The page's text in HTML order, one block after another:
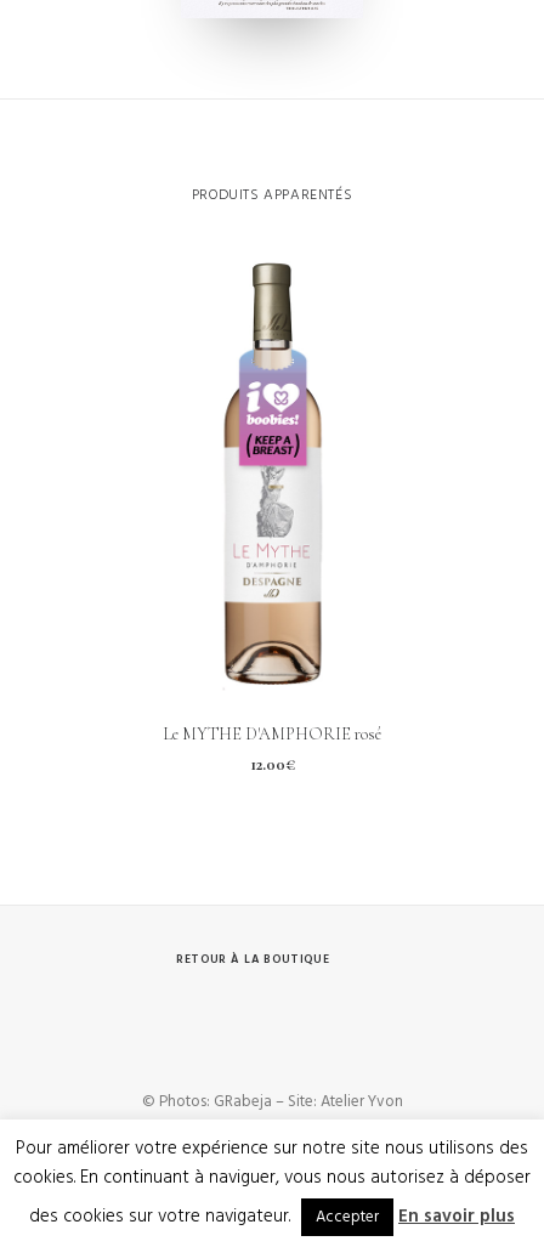
PRODUITS APPARENTÉS
Le MYTHE D'AMPHORIE rosé
12.00€
RETOUR À LA BOUTIQUE
© Photos: GRabeja – Site: Atelier Yvon
Pour améliorer votre expérience sur notre site nous utilisons des
cookies. En continuant à naviguer, vous nous autorisez à déposer
des cookies sur votre navigateur.
Accepter En savoir plus